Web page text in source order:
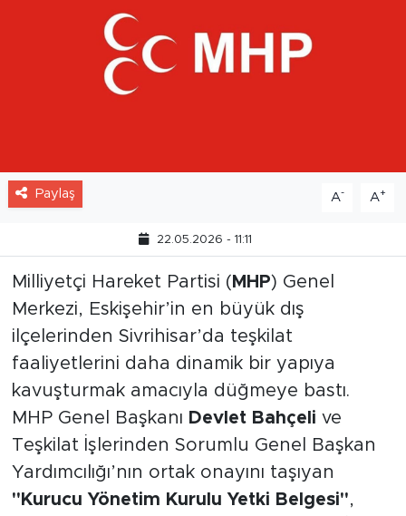
Paylaş A- A+
22.05.2026 - 11:11
Milliyetçi Hareket Partisi ( MHP) Genel
Merkezi, Eskişehir’in en büyük dış
ilçelerinden Sivrihisar’da teşkilat
faaliyetlerini daha dinamik bir yapıya
kavuşturmak amacıyla düğmeye bastı.
MHP Genel Başkanı Devlet Bahçeli ve
Teşkilat İşlerinden Sorumlu Genel Başkan
Yardımcılığı’nın ortak onayını taşıyan
"Kurucu Yönetim Kurulu Yetki Belgesi",